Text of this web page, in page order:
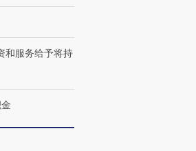
走私7万
内含3种
视线｜被称为“蟑螂”的印
度Z世代 用街头抗争将教
和服务给予将持